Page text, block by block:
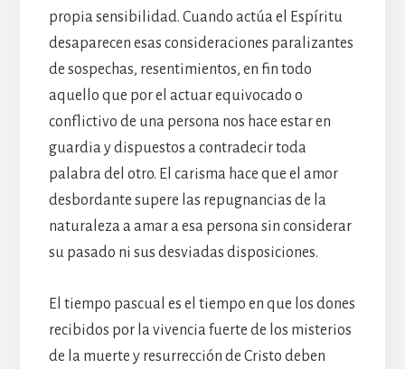
propia sensibilidad. Cuando actúa el Espíritu
desaparecen esas consideraciones paralizantes
de sospechas, resentimientos, en fin todo
aquello que por el actuar equivocado o
conflictivo de una persona nos hace estar en
guardia y dispuestos a contradecir toda
palabra del otro. El carisma hace que el amor
desbordante supere las repugnancias de la
naturaleza a amar a esa persona sin considerar
su pasado ni sus desviadas disposiciones.
El tiempo pascual es el tiempo en que los dones
recibidos por la vivencia fuerte de los misterios
de la muerte y resurrección de Cristo deben